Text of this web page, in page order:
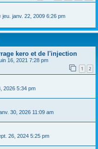
jeu. janv. 22, 2009 6:26 pm
kero et de l'injection
16, 2021 7:28 pm
1 2
2026 5:34 pm
30, 2026 11:09 am
26, 2024 5:25 pm